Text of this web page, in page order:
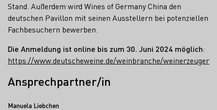
Stand. Außerdem wird Wines of Germany China den
deutschen Pavillon mit seinen Ausstellern bei potenziellen
Fachbesuchern bewerben.
Die Anmeldung ist online bis zum 30. Juni 2024 möglich:
https://www.deutscheweine.de/weinbranche/weinerzeuger
Ansprechpartner/in
Manuela Liebchen